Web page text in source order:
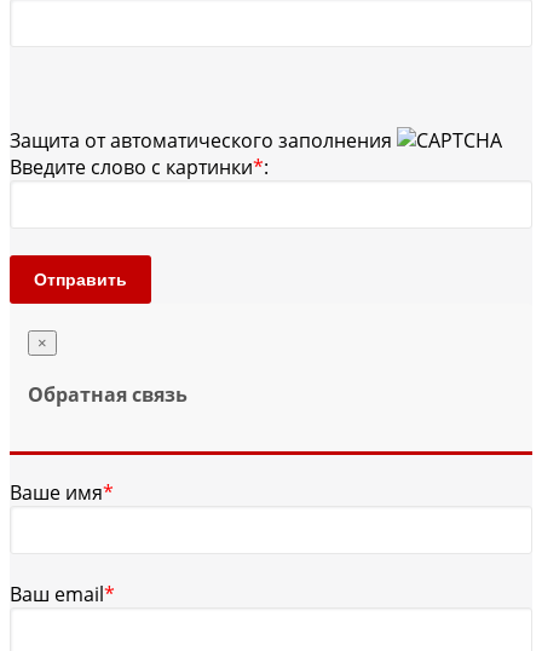
Защита от автоматического заполнения
Введите слово с картинки*:
Отправить
×
Обратная связь
Ваше имя*
Ваш email*